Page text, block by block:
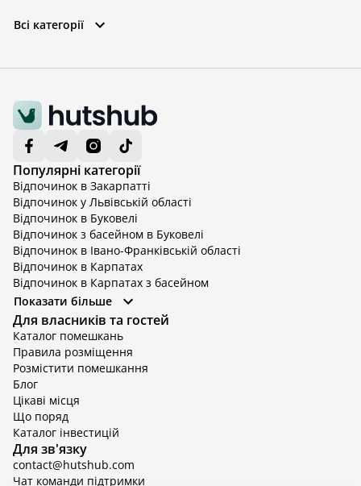
Всі категорії
Популярні категорії
Відпочинок в Закарпатті
Відпочинок у Львівській області
Відпочинок в Буковелі
Відпочинок з басейном в Буковелі
Відпочинок в Івано-Франківській області
Відпочинок в Карпатах
Відпочинок в Карпатах з басейном
Відпочинок в Київській області
Відпочинок в Київській області з басейном
Відпочинок в Тернопільській області
Відпочинок у Вінницькій області
Відпочинок в Яремче
Відпочинок у Львівській області з басейном
Відпочинок з басейном в Тернопільській області
Показати більше
Для власників та гостей
Каталог помешкань
Правила розміщення
Розмістити помешкання
Блог
Цікаві місця
Що поряд
Каталог інвестицій
Для зв'язку
contact@hutshub.com
Чат команди підтримки